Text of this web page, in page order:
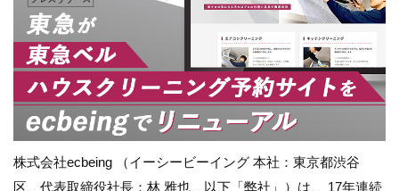
株式会社ecbeing （イーシービーイング 本社：東京都渋谷
区、代表取締役社長：林 雅也、以下「弊社」）は、 17年連続